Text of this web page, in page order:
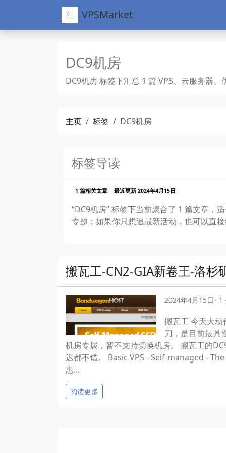
VPSMarket
DC9机房
DC9机房 标签下汇总 1 篇 VPS、云服务器
主页 标签 DC9机房
标签导读
1 篇相关文章 最近更新 2024年4月15日
“DC9机房” 标签下当前聚合了 1 篇文章，
专题；如果你只想追最新活动，也可以直
搬瓦工-CN2-GIA新卷王-洛杉
2024年4月15日 1
搬瓦工 今天大
刀，是目前最具
机房专属，暂不支持切换机房。 搬瓦工的
迟都不错。 Basic VPS - Self-managed -
惠...
阅读更多